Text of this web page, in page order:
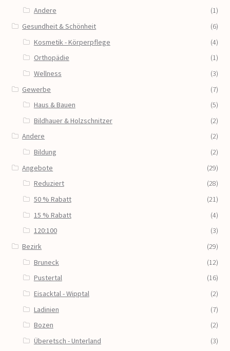
Andere
(1)
Gesundheit & Schönheit
(6)
Kosmetik - Körperpflege
(4)
Orthopädie
(1)
Wellness
(3)
Gewerbe
(7)
Haus & Bauen
(5)
Bildhauer & Holzschnitzer
(2)
Andere
(2)
Bildung
(2)
Angebote
(29)
Reduziert
(28)
50 % Rabatt
(21)
15 % Rabatt
(4)
120:100
(3)
Bezirk
(29)
Bruneck
(12)
Pustertal
(16)
Eisacktal - Wipptal
(2)
Ladinien
(7)
Bozen
(2)
Überetsch - Unterland
(3)